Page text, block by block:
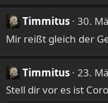
o
n
n
:
Timmitus 30.
Mir reißt gleich der
Timmitus
23.
Stell dir vor es ist